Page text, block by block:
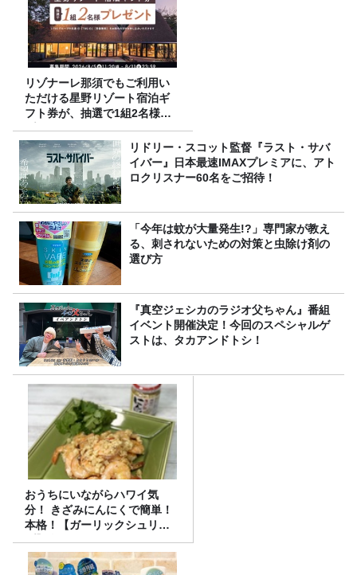
リゾナーレ那須でもご利用い
ただける星野リゾート宿泊ギ
フト券が、抽選で1組2名様に
プレゼント！
リドリー・スコット監督『ラスト・サバ
イバー』日本最速IMAXプレミアに、アト
ロクリスナー60名をご招待！
「今年は蚊が大量発生!?」専門家が教え
る、刺されないための対策と虫除け剤の
選び方
『真空ジェシカのラジオ父ちゃん』番組
イベント開催決定！今回のスペシャルゲ
ストは、タカアンドトシ！
おうちにいながらハワイ気
分！ きざみにんにくで簡単！
本格！【ガーリックシュリン
プ】 桃屋のかんたんレシピ